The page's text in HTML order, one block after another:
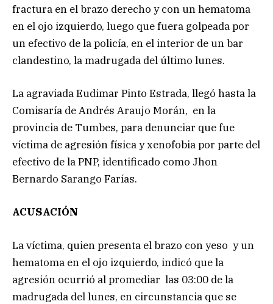
fractura en el brazo derecho y con un hematoma
en el ojo izquierdo, luego que fuera golpeada por
un efectivo de la policía, en el interior de un bar
clandestino, la madrugada del último lunes.
La agraviada Eudimar Pinto Estrada, llegó hasta la
Comisaría de Andrés Araujo Morán, en la
provincia de Tumbes, para denunciar que fue
víctima de agresión física y xenofobia por parte del
efectivo de la PNP, identificado como Jhon
Bernardo Sarango Farías.
ACUSACIÓN
La víctima, quien presenta el brazo con yeso y un
hematoma en el ojo izquierdo, indicó que la
agresión ocurrió al promediar las 03:00 de la
madrugada del lunes, en circunstancia que se